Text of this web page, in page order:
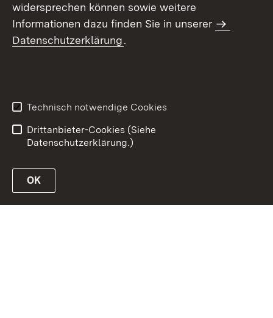
widersprechen können sowie weitere
Informationen dazu finden Sie in unserer
Datenschutzerklärung.
Technisch notwendige Cookies
Drittanbieter-Cookies (Siehe
Datenschutzerklärung.)
OK